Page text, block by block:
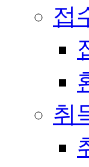
접
취